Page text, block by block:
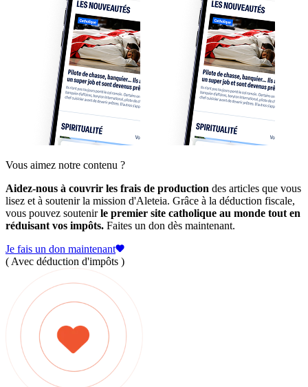
Vous aimez notre contenu ?
Aidez-nous à couvrir les frais de production des articles que vous
lisez et à soutenir la mission d'Aleteia. Grâce à la déduction fiscale,
vous pouvez soutenirle premier site catholique au monde tout en
réduisant vos impôts. Faites un don dès maintenant.
Je fais un don maintenant
( Avec déduction d'impôts )